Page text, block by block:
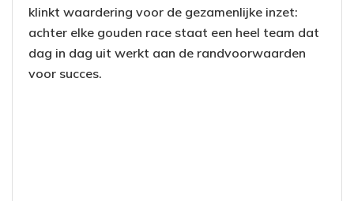
klinkt waardering voor de gezamenlijke inzet:
achter elke gouden race staat een heel team dat
dag in dag uit werkt aan de randvoorwaarden
voor succes.